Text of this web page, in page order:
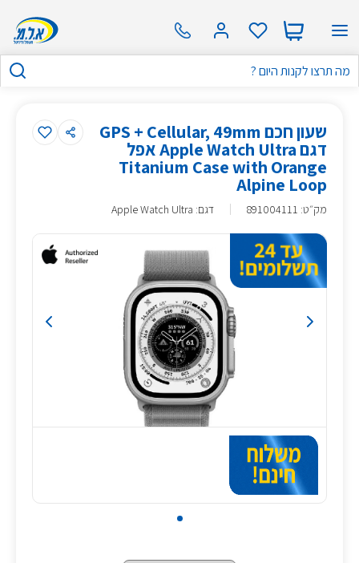
שעון חכם GPS + Cellular, 49mm
דגם Apple Watch Ultra אפל
Titanium Case with Orange
Alpine Loop
מק״ט:
891004111 דגם: Apple Watch Ultra